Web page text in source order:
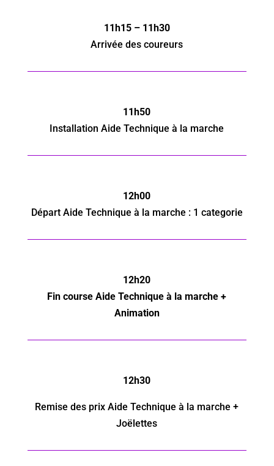
11h15 – 11h30
Arrivée des coureurs
11h50
InstallationAide Technique à la marche
12h00
Départ Aide Technique à la marche : 1 categorie
12h20
Fin courseAide Technique à la marche +
Animation
12h30
Remise des prixAide Technique à la marche +
Joëlettes